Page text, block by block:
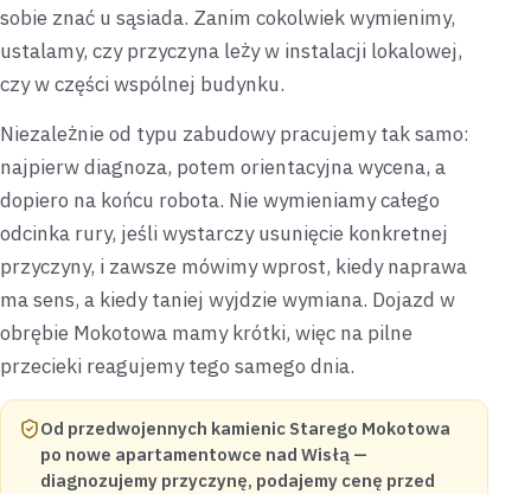
sobie znać u sąsiada. Zanim cokolwiek wymienimy,
ustalamy, czy przyczyna leży w instalacji lokalowej,
czy w części wspólnej budynku.
Niezależnie od typu zabudowy pracujemy tak samo:
najpierw diagnoza, potem orientacyjna wycena, a
dopiero na końcu robota. Nie wymieniamy całego
odcinka rury, jeśli wystarczy usunięcie konkretnej
przyczyny, i zawsze mówimy wprost, kiedy naprawa
ma sens, a kiedy taniej wyjdzie wymiana. Dojazd w
obrębie Mokotowa mamy krótki, więc na pilne
przecieki reagujemy tego samego dnia.
Od przedwojennych kamienic Starego Mokotowa
po nowe apartamentowce nad Wisłą —
diagnozujemy przyczynę, podajemy cenę przed